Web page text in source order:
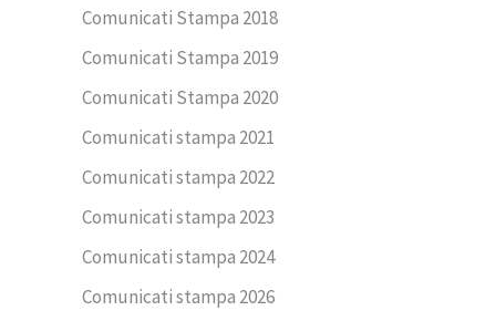
Comunicati Stampa 2018
Comunicati Stampa 2019
Comunicati Stampa 2020
Comunicati stampa 2021
Comunicati stampa 2022
Comunicati stampa 2023
Comunicati stampa 2024
Comunicati stampa 2026